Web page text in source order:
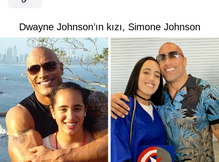
Dwayne Johnson’ın kızı, Simone Johnson